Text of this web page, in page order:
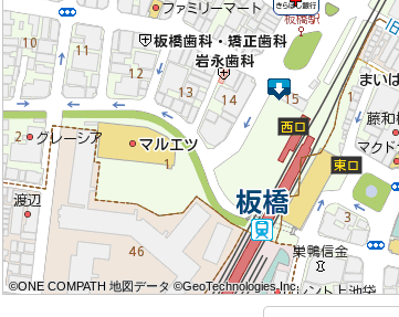
©ONE COMPATH 地図データ ©GeoTechnologies Inc.
©ONE COMPATH 地図データ ©GeoTechnologies Inc.
©ONE COMPATH 地図データ ©GeoTechnologies Inc.
©ONE COMPATH 地図データ ©GeoTechnologies Inc.
©ONE COMPATH 地図データ ©GeoTechnologies Inc.
©ONE COMPATH 地図データ ©GeoTechnologies Inc.
©ONE COMPATH 地図データ ©GeoTechnologies Inc.
©ONE COMPATH 地図データ ©GeoTechnologies Inc.
©ONE COMPATH 地図データ ©GeoTechnologies Inc.